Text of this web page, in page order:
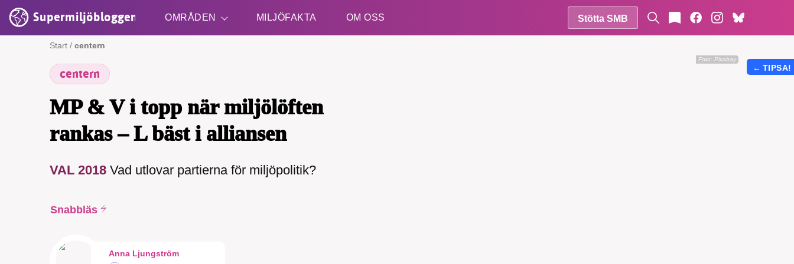
Supermiljöbloggen OMRÅDEN MILJÖFAKTA OM OSS Stötta SMB
Start / centern
centern
MP & V i topp när miljölöften
rankas – L bäst i alliansen
VAL 2018 Vad utlovar partierna för miljöpolitik?
Snabbläs
Anna Ljungström
Foto: Pixabay
← TIPSA!